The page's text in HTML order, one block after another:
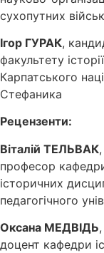
сухопутних
Ігор ГУРАК,
факультету
Карпатського
Стефаника
Рецензенти:
Віталій ТЕЛЬВАК
професор кафедри
історичних
педагогічного
Оксана МЕДВІДЬ
доцент кафедри